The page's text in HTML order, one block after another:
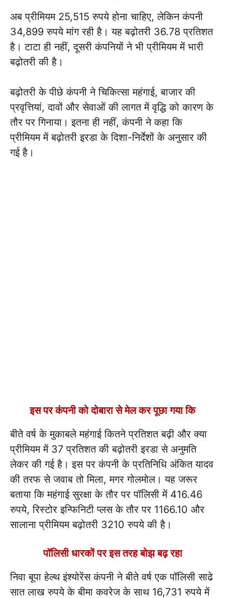
अब प्रीमियम 25,515 रुपये होना चाहिए, लेकिन कंपनी
34,899 रुपये मांग रही है। यह बढ़ोतरी 36.78 प्रतिशत
है। टाटा ही नहीं, दूसरी कंपनियों ने भी प्रीमियम में भारी
बढ़ोतरी की है।
बढ़ोतरी के पीछे कंपनी ने चिकित्सा महंगाई, बाजार की
प्रवृत्तियां, दावों और सेवाओं की लागत में वृद्धि को कारण के
तौर पर गिनाया। इतना ही नहीं, कंपनी ने कहा कि
प्रीमियम में बढ़ोतरी इरडा के दिशा-निर्देशों के अनुसार की
गई है।
इस पर कंपनी को दोबारा से मेल कर पूछा गया कि
बीते वर्ष के मुकाबले महंगाई कितने प्रतिशत बढ़ी और क्या
प्रीमियम में 37 प्रतिशत की बढ़ोतरी इरडा से अनुमति
लेकर की गई है। इस पर कंपनी के प्रतिनिधि अंकित यादव
की तरफ से जवाब तो मिला, मगर गोलमोल। यह जरूर
बताया कि महंगाई सुरक्षा के तौर पर पॉलिसी में 416.46
रुपये, रिस्टोर इन्फिनिटी प्लस के तौर पर 1166.10 और
सालाना प्रीमियम बढ़ोतरी 3210 रुपये की है।
पॉलिसी धारकों पर इस तरह बोझ बढ़ रहा
निवा बूपा हेल्थ इंश्योरेंस कंपनी ने बीते वर्ष एक पॉलिसी साढे
सात लाख रुपये के बीमा कवरेज के साथ 16,731 रुपये में